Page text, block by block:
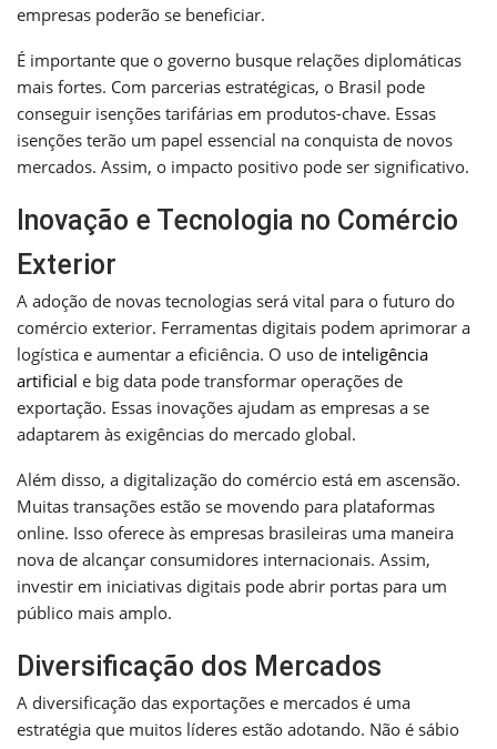
empresas poderão se beneficiar.
É importante que o governo busque relações diplomáticas
mais fortes. Com parcerias estratégicas, o Brasil pode
conseguir isenções tarifárias em produtos-chave. Essas
isenções terão um papel essencial na conquista de novos
mercados. Assim, o impacto positivo pode ser significativo.
Inovação e Tecnologia no Comércio
Exterior
A adoção de novas tecnologias será vital para o futuro do
comércio exterior. Ferramentas digitais podem aprimorar a
logística e aumentar a eficiência. O uso de inteligência
artificial e big data pode transformar operações de
exportação. Essas inovações ajudam as empresas a se
adaptarem às exigências do mercado global.
Além disso, a digitalização do comércio está em ascensão.
Muitas transações estão se movendo para plataformas
online. Isso oferece às empresas brasileiras uma maneira
nova de alcançar consumidores internacionais. Assim,
investir em iniciativas digitais pode abrir portas para um
público mais amplo.
Diversificação dos Mercados
A diversificação das exportações e mercados é uma
estratégia que muitos líderes estão adotando. Não é sábio